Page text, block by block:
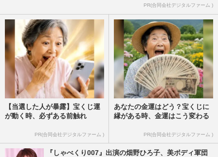
PR(合同会社デジタルファーム )
【当選した人が暴露】宝くじ運
が動く時、必ずある前触れ
PR(合同会社デジタルファーム )
あなたの金運はどう？宝くじに
縁がある時、金運はこう変わる
PR(合同会社デジタルファーム )
『しゃべくり007』出演の畑野ひろ子、美ボディ軍団